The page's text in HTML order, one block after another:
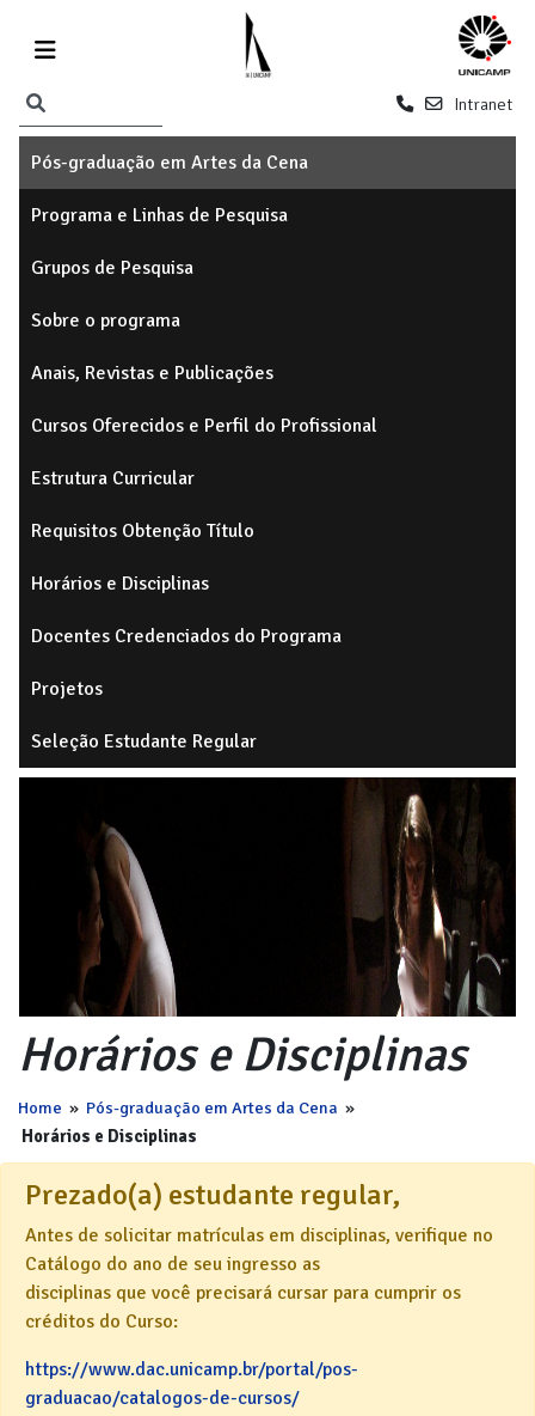
Intranet
Pós-graduação em Artes da Cena
Programa e Linhas de Pesquisa
Grupos de Pesquisa
Sobre o programa
Anais, Revistas e Publicações
Cursos Oferecidos e Perfil do Profissional
Estrutura Curricular
Requisitos Obtenção Título
Horários e Disciplinas
Docentes Credenciados do Programa
Projetos
Seleção Estudante Regular
Horários e Disciplinas
Home » Pós-graduação em Artes da Cena »
Horários e Disciplinas
Prezado(a) estudante regular,
Antes de solicitar matrículas em disciplinas, verifique no
Catálogo do ano de seu ingresso as
disciplinas que você precisará cursar para cumprir os
créditos do Curso:
https://www.dac.unicamp.br/portal/pos-
graduacao/catalogos-de-cursos/